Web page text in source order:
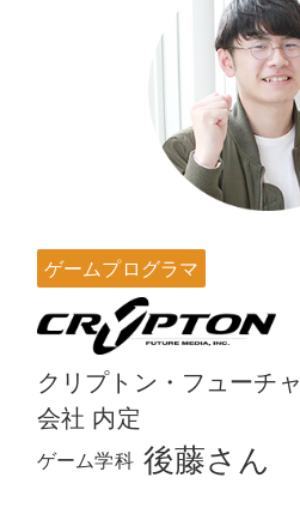
ゲームプログラマ
クリプトン・フューチ
会社 内定
ゲーム学科 後藤さん